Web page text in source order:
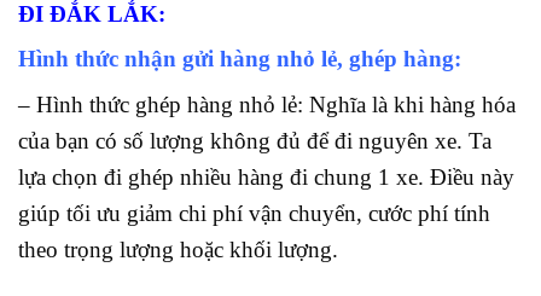
ĐI ĐẮK LẮK:
Hình thức nhận gửi hàng nhỏ lẻ, ghép hàng:
– Hình thức ghép hàng nhỏ lẻ: Nghĩa là khi hàng hóa
của bạn có số lượng không đủ để đi nguyên xe. Ta
lựa chọn đi ghép nhiều hàng đi chung 1 xe. Điều này
giúp tối ưu giảm chi phí vận chuyển, cước phí tính
theo trọng lượng hoặc khối lượng.